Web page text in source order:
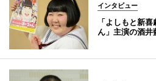
インタビュー
「よしもと新
ん」主演の酒井